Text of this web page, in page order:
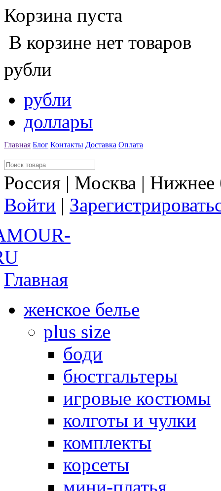
Корзина пуста
В корзине нет товаров
рубли
рубли
доллары
Главная Блог Контакты Доставка Оплата
Россия | Москва |
Войти |
Главная
женское белье
plus size
боди
бюстгальтеры
игровые костюмы
колготы и чулки
комплекты
корсеты